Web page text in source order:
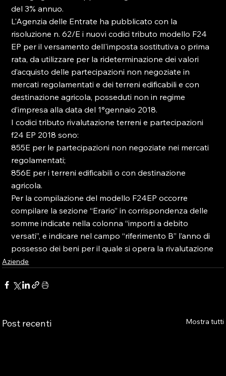
del 3% annuo.
L'Agenzia delle Entrate ha pubblicato con la
risoluzione n. 62/E i nuovi codici tributo modello F24
EP per il versamento dell'imposta sostitutiva o prima
rata, da utilizzare per la rideterminazione dei valori
d’acquisto delle partecipazioni non negoziate in
mercati regolamentati e dei terreni edificabili e con
destinazione agricola, posseduti non in regime
d’impresa alla data del 1°gennaio 2018.
I codici tributo rivalutazione terreni e partecipazioni
f24 EP 2018 sono:
855E per le partecipazioni non negoziate nei mercati
regolamentati;
856E per i terreni edificabili o con destinazione
agricola.
Per la compilazione del modello F24EP occorre
compilare la sezione “Erario” in corrispondenza delle
somme indicate nella colonna “importi a debito
versati”, e indicare nel campo “riferimento B” l’anno di
possesso dei beni per il quale si opera la rivalutazione
Aziende
Post recenti Mostra tutti